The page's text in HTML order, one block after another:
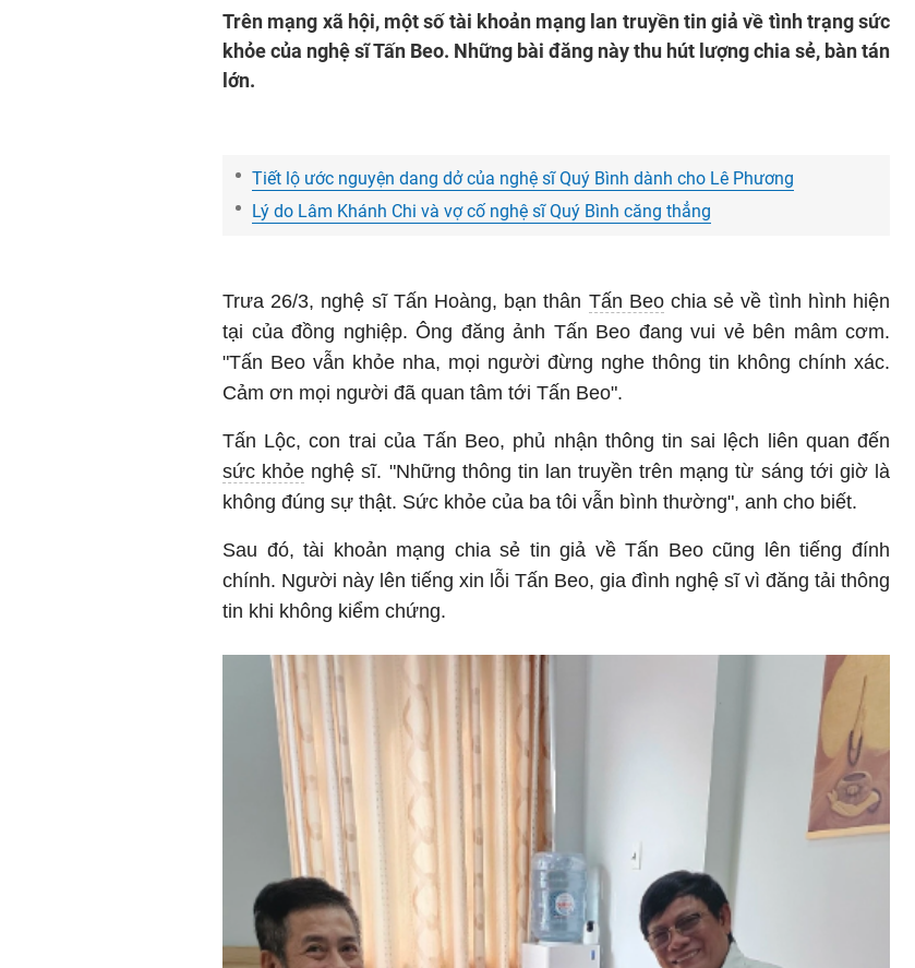
Trên mạng xã hội, một số tài khoản mạng lan truyền tin giả về tình trạng sức
khỏe của nghệ sĩ Tấn Beo. Những bài đăng này thu hút lượng chia sẻ, bàn tán
lớn.
Tiết lộ ước nguyện dang dở của nghệ sĩ Quý Bình dành cho Lê Phương
Lý do Lâm Khánh Chi và vợ cố nghệ sĩ Quý Bình căng thẳng
Trưa 26/3, nghệ sĩ Tấn Hoàng, bạn thân Tấn Beochia sẻ về tình hình hiện
tại của đồng nghiệp. Ông đăng ảnh Tấn Beo đang vui vẻ bên mâm cơm.
"Tấn Beo vẫn khỏe nha, mọi người đừng nghe thông tin không chính xác.
Cảm ơn mọi người đã quan tâm tới Tấn Beo".
Tấn Lộc, con trai của Tấn Beo, phủ nhận thông tin sai lệch liên quan đến
sức khỏe nghệ sĩ. "Những thông tin lan truyền trên mạng từ sáng tới giờ là
không đúng sự thật. Sức khỏe của ba tôi vẫn bình thường", anh cho biết.
Sau đó, tài khoản mạng chia sẻ tin giả về Tấn Beo cũng lên tiếng đính
chính. Người này lên tiếng xin lỗi Tấn Beo, gia đình nghệ sĩ vì đăng tải thông
tin khi không kiểm chứng.